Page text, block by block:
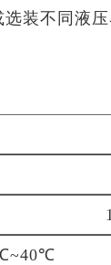
装不同液